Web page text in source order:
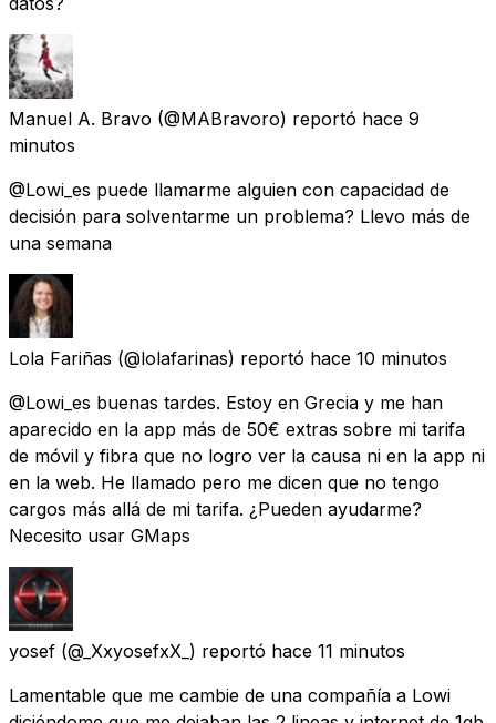
Manuel A. Bravo (@MABravoro) reportó hace 9
minutos
@Lowi_es puede llamarme alguien con capacidad de
decisión para solventarme un problema? Llevo más de
una semana
Lola Fariñas (@lolafarinas) reportó hace 10 minutos
@Lowi_es buenas tardes. Estoy en Grecia y me han
aparecido en la app más de 50€ extras sobre mi tarifa
de móvil y fibra que no logro ver la causa ni en la app ni
en la web. He llamado pero me dicen que no tengo
cargos más allá de mi tarifa. ¿Pueden ayudarme?
Necesito usar GMaps
yosef (@_XxyosefxX_) reportó hace 11 minutos
Lamentable que me cambie de una compañía a Lowi